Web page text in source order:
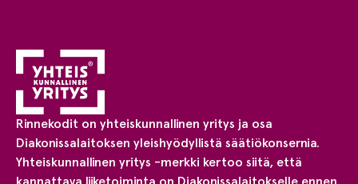
Rinnekodit on yhteiskunnallinen yritys ja osa
Diakonissalaitoksen yleishyödyllistä säätiökonsernia.
Yhteiskunnallinen yritys -merkki kertoo siitä, että